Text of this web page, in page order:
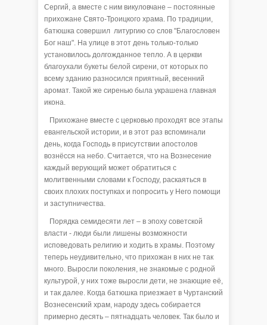
Сергий, а вместе с ним викуловчане – постоянные
прихожане Свято-Троицкого храма. По традиции,
батюшка совершил литургию со слов "Благословен
Бог наш". На улице в этот день только-только
установилось долгожданное тепло. А в церкви
благоухали букеты белой сирени, от которых по
всему зданию разносился приятный, весенний
аромат. Такой же сиренью была украшена главная
икона.
Прихожане вместе с церковью проходят все этапы
евангельской истории, и в этот раз вспоминали
день, когда Господь в присутствии апостолов
вознёсся на небо. Считается, что на Вознесение
каждый верующий может обратиться с
молитвенными словами к Господу, раскаяться в
своих плохих поступках и попросить у Него помощи
и заступничества.
Порядка семидесяти лет – в эпоху советской
власти - люди были лишены возможности
исповедовать религию и ходить в храмы. Поэтому
теперь неудивительно, что прихожан в них не так
много. Выросли поколения, не знакомые с родной
культурой, у них тоже выросли дети, не знающие её,
и так далее. Когда батюшка приезжает в Чуртанский
Вознесенский храм, народу здесь собирается
примерно десять – пятнадцать человек. Так было и